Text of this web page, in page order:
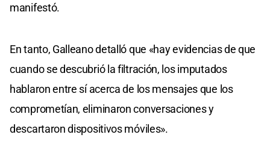
manifestó.
En tanto, Galleano detalló que «hay evidencias de que
cuando se descubrió la filtración, los imputados
hablaron entre sí acerca de los mensajes que los
comprometían, eliminaron conversaciones y
descartaron dispositivos móviles».